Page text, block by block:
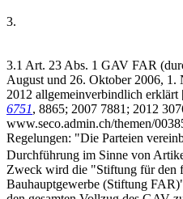
3.
3.1 Art. 23 Abs. 1 GAV FAR
August und 26. Oktober 2006, 1.
2012 allgemeinverbindlich
6751, 8865; 2007 7881; 2012
www.seco.admin.ch/themen/
Regelungen: "Die Parteien
Durchführung im Sinne von
Zweck wird die "Stiftung für den
Bauhauptgewerbe (Stiftung